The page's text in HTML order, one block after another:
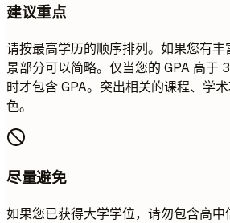
建议重点
请按最高学历的顺序排列。如果您有
景部分可以简略。仅当您的 GPA 高于
时才包含 GPA。突出相关的课程、学
色。
尽量避免
如果您已获得大学学位，请勿包含高